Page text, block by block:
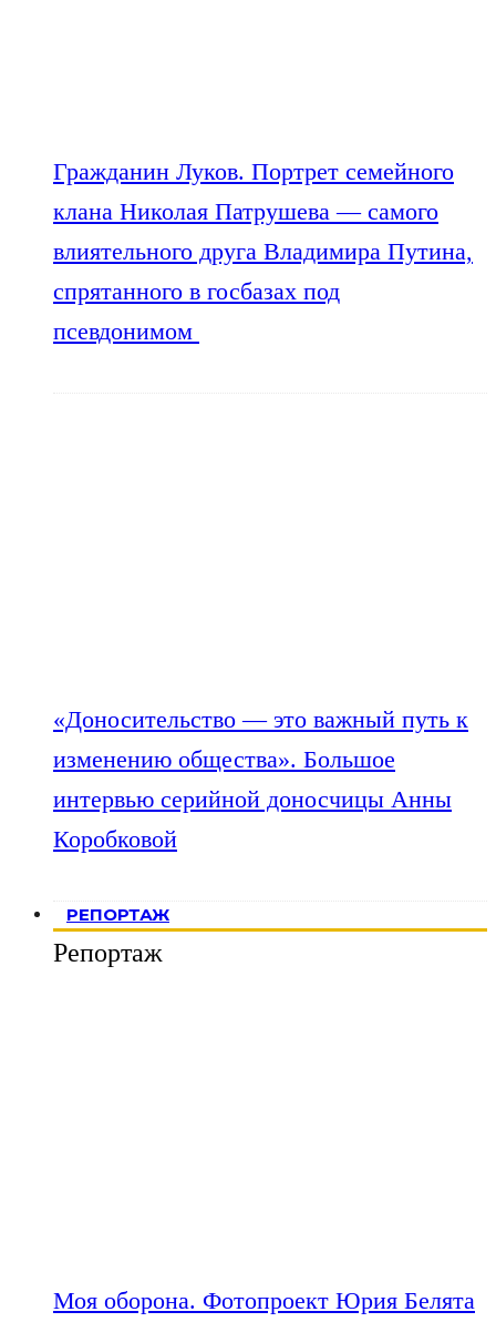
Гражданин Луков. Портрет семейного
клана Николая Патрушева — самого
влиятельного друга Владимира Путина,
спрятанного в госбазах под
псевдонимом
«Доносительство — это важный путь к
изменению общества». Большое
интервью серийной доносчицы Анны
Коробковой
РЕПОРТАЖ
Репортаж
Моя оборона. Фотопроект Юрия Белята